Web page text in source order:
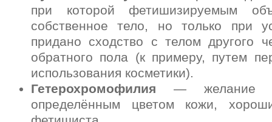
при которой фетишизируемым
собственное тело, но только при
придано сходство с телом другого
обратного пола (к примеру, путем
использования косметики).
Гетерохромофилия — желание
определённым цветом кожи,